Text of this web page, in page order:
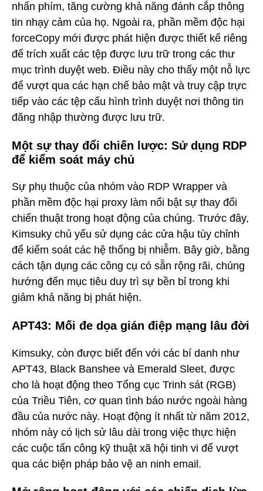
nhấn phím, tăng cường khả năng đánh cắp thông
tin nhạy cảm của họ. Ngoài ra, phần mềm độc hại
forceCopy mới được phát hiện được thiết kế riêng
để trích xuất các tệp được lưu trữ trong các thư
mục trình duyệt web. Điều này cho thấy một nỗ lực
để vượt qua các hạn chế bảo mật và truy cập trực
tiếp vào các tệp cấu hình trình duyệt nơi thông tin
đăng nhập thường được lưu trữ.
Một sự thay đổi chiến lược: Sử dụng RDP
để kiểm soát máy chủ
Sự phụ thuộc của nhóm vào RDP Wrapper và
phần mềm độc hại proxy làm nổi bật sự thay đổi
chiến thuật trong hoạt động của chúng. Trước đây,
Kimsuky chủ yếu sử dụng các cửa hậu tùy chỉnh
để kiểm soát các hệ thống bị nhiễm. Bây giờ, bằng
cách tận dụng các công cụ có sẵn rộng rãi, chúng
hướng đến mục tiêu duy trì sự bền bỉ trong khi
giảm khả năng bị phát hiện.
APT43: Mối đe dọa gián điệp mạng lâu đời
Kimsuky, còn được biết đến với các bí danh như
APT43, Black Banshee và Emerald Sleet, được
cho là hoạt động theo Tổng cục Trinh sát (RGB)
của Triều Tiên, cơ quan tình báo nước ngoài hàng
đầu của nước này. Hoạt động ít nhất từ năm 2012,
nhóm này có lịch sử lâu dài trong việc thực hiện
các cuộc tấn công kỹ thuật xã hội tinh vi để vượt
qua các biện pháp bảo vệ an ninh email.